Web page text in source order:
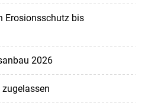
Erosionsschutz bis
2026